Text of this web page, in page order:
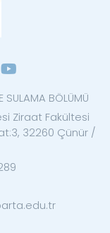
SULAMA BÖLÜMÜ
Ziraat Fakültesi
32260 Çünür /